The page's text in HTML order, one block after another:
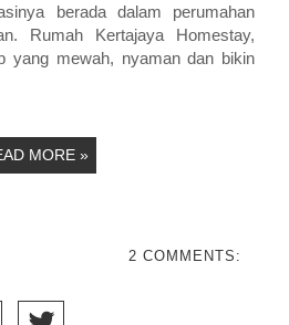
berada dalam perumahan
Rumah Kertajaya Homestay,
yang mewah, nyaman dan bikin
MORE »
2 COMMENTS: